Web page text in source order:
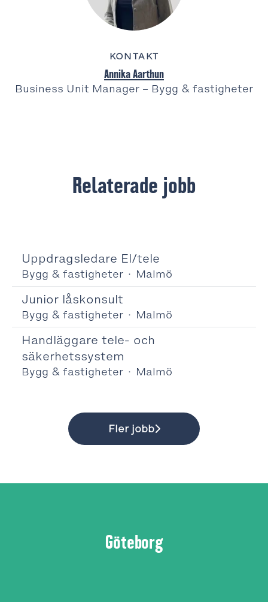
KONTAKT
Annika Aarthun
Business Unit Manager – Bygg & fastigheter
Relaterade jobb
Uppdragsledare El/tele
Bygg & fastigheter · Malmö
Junior låskonsult
Bygg & fastigheter · Malmö
Handläggare tele- och
säkerhetssystem
Bygg & fastigheter · Malmö
Fler jobb
Göteborg